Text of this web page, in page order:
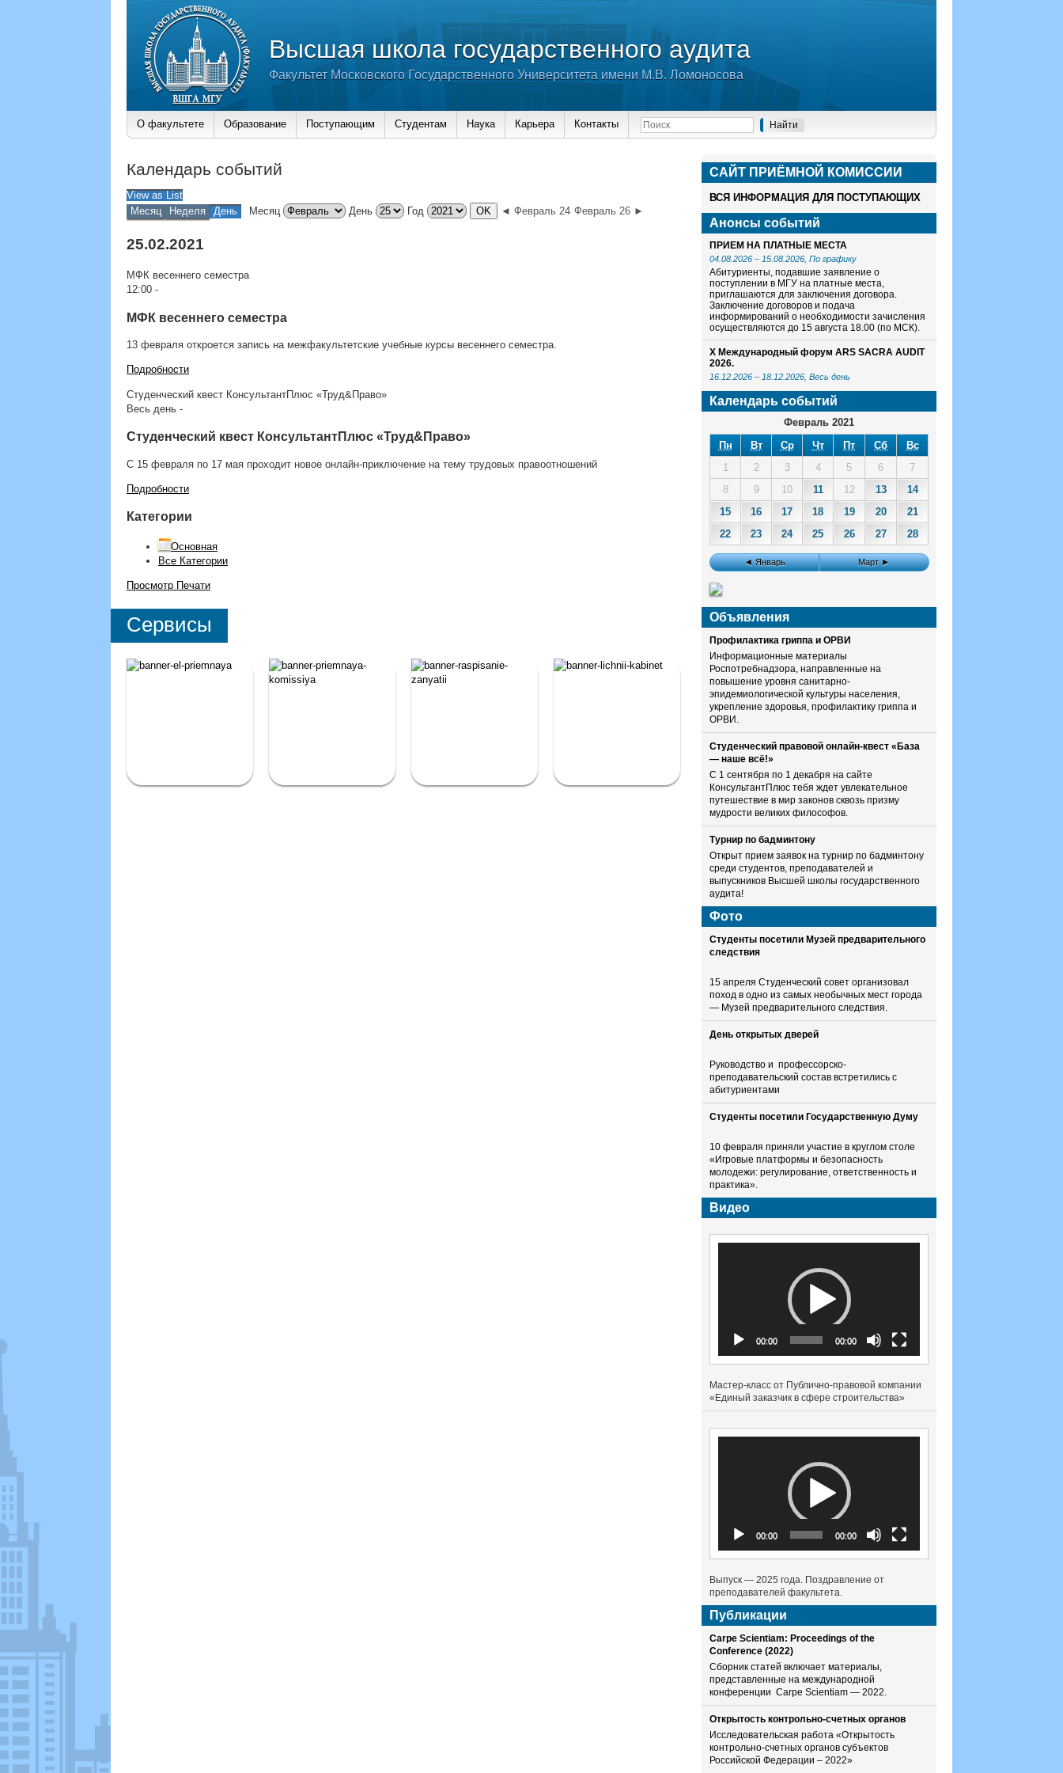
Высшая школа государственного аудита
Факультет Московского Государственного Университета имени М.В. Ломоносова
О факультете Образование Поступающим Студентам Наука Карьера Контакты
Календарь событий
View asList
Месяц
Неделя День Месяц День Год ◄ Февраль 24 Февраль 26 ►
25.02.2021
МФК весеннего семестра
12:00 -
МФК весеннего семестра
13 февраля откроется запись на межфакультетские учебные курсы весеннего семестра.
Подробности
Студенческий квест КонсультантПлюс «Труд&Право»
Весь день -
Студенческий квест КонсультантПлюс «Труд&Право»
С 15 февраля по 17 мая проходит новое онлайн-приключение на тему трудовых правоотношений
Подробности
Категории
Основная
Все Категории
Просмотр Печати
Сервисы
САЙТ ПРИЁМНОЙ КОМИСCИИ
ВСЯ ИНФОРМАЦИЯ ДЛЯ ПОСТУПАЮЩИХ
Анонсы событий
ПРИЕМ НА ПЛАТНЫЕ МЕСТА
04.08.2026 – 15.08.2026 , По графику
Абитуриенты, подавшие заявление о
поступлении в МГУ на платные места,
приглашаются для заключения договора.
Заключение договоров и подача
информирований о необходимости зачисления
осуществляются до 15 августа 18.00 (по МСК).
X Международный форум ARS SACRA AUDIT
2026.
16.12.2026 – 18.12.2026 , Весь день
Календарь событий
Февраль 2021
Пн
Вт Ср Чт Пт Сб
Вс
1
2 3 4 5 6
7
8
9 10 11 12 13
14
15
16 17 18 19 20
21
22
23 24 25 26 27 28
◄ Январь Март ►
Объявления
Профилактика гриппа и ОРВИ
Информационные материалы
Роспотребнадзора, направленные на
повышение уровня санитарно-
эпидемиологической культуры населения,
укрепление здоровья, профилактику гриппа и
ОРВИ.
Студенческий правовой онлайн-квест «База
— наше всё!»
С 1 сентября по 1 декабря на сайте
КонсультантПлюс тебя ждет увлекательное
путешествие в мир законов сквозь призму
мудрости великих философов.
Турнир по бадминтону
Открыт прием заявок на турнир по бадминтону
среди студентов, преподавателей и
выпускников Высшей школы государственного
аудита!
Фото
Студенты посетили Музей предварительного
следствия
15 апреля Студенческий совет организовал
поход в одно из самых необычных мест города
— Музей предварительного следствия.
День открытых дверей
Руководство и профессорско-
преподавательский состав встретились с
абитуриентами
Студенты посетили Государственную Думу
10 февраля приняли участие в круглом столе
«Игровые платформы и безопасность
молодежи: регулирование, ответственность и
практика».
Видео
00:00 00:00
Мастер-класс от Публично-правовой компании
«Единый заказчик в сфере строительства»
00:00 00:00
Выпуск — 2025 года. Поздравление от
преподавателей факультета.
Публикации
Carpe Scientiam: Proceedings of the
Conference (2022)
Сборник статей включает материалы,
представленные на международной
конференции Carpe Scientiam — 2022.
Открытость контрольно-счетных органов
Исследовательская работа «Открытость
контрольно-счетных органов субъектов
Российской Федерации – 2022»